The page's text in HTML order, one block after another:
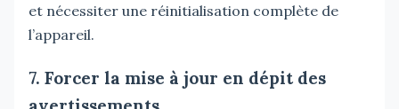
et nécessiter une réinitialisation complète de
l’appareil.
7. Forcer la mise à jour en dépit des